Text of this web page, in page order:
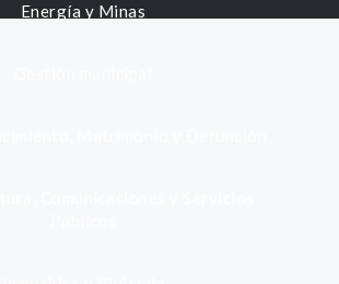
Energía y Minas